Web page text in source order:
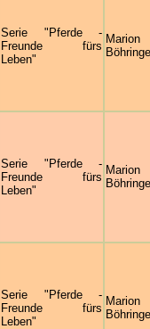
Serie "Pferde -
Freunde fürs
Leben"
Marion
Serie "Pferde -
Freunde fürs
Leben"
Marion
Serie "Pferde -
Freunde fürs
Leben"
Marion